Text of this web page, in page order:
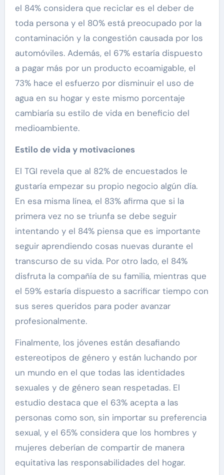
el 84% considera que reciclar es el deber de
toda persona y el 80% está preocupado por la
contaminación y la congestión causada por los
automóviles. Además, el 67% estaría dispuesto
a pagar más por un producto ecoamigable, el
73% hace el esfuerzo por disminuir el uso de
agua en su hogar y este mismo porcentaje
cambiaría su estilo de vida en beneficio del
medioambiente.
Estilo de vida y motivaciones
El TGI revela que al 82% de encuestados le
gustaría empezar su propio negocio algún día.
En esa misma línea, el 83% afirma que si la
primera vez no se triunfa se debe seguir
intentando y el 84% piensa que es importante
seguir aprendiendo cosas nuevas durante el
transcurso de su vida. Por otro lado, el 84%
disfruta la compañía de su familia, mientras que
el 59% estaría dispuesto a sacrificar tiempo con
sus seres queridos para poder avanzar
profesionalmente.
Finalmente, los jóvenes están desafiando
estereotipos de género y están luchando por
un mundo en el que todas las identidades
sexuales y de género sean respetadas. El
estudio destaca que el 63% acepta a las
personas como son, sin importar su preferencia
sexual, y el 65% considera que los hombres y
mujeres deberían de compartir de manera
equitativa las responsabilidades del hogar.